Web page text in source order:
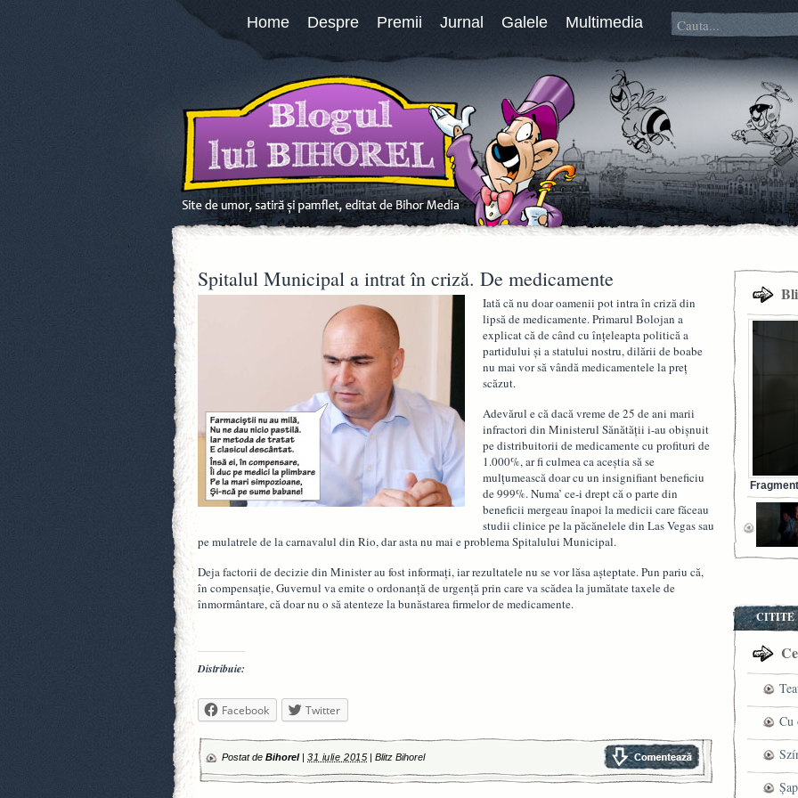
Home Despre Premii Jurnal Galele Multimedia
Spitalul Municipal a intrat în criză. De medicamente
Iată că nu doar oamenii pot intra în criză din
lipsă de medicamente. Primarul Bolojan a
explicat că de când cu înţeleapta politică a
partidului şi a statului nostru, dilării de boabe
nu mai vor să vândă medicamentele la preţ
scăzut.
Adevărul e că dacă vreme de 25 de ani marii
infractori din Ministerul Sănătăţii i-au obişnuit
pe distribuitorii de medicamente cu profituri de
1.000%, ar fi culmea ca aceştia să se
mulţumească doar cu un insignifiant beneficiu
de 999%. Numa’ ce-i drept că o parte din
beneficii mergeau înapoi la medicii care făceau
studii clinice pe la păcănelele din Las Vegas sau
pe mulatrele de la carnavalul din Rio, dar asta nu mai e problema Spitalului Municipal.
Deja factorii de decizie din Minister au fost informaţi, iar rezultatele nu se vor lăsa aşteptate. Pun pariu că,
în compensaţie, Guvernul va emite o ordonanţă de urgenţă prin care va scădea la jumătate taxele de
înmormântare, că doar nu o să atenteze la bunăstarea firmelor de medicamente.
Distribuie:
Facebook Twitter
Postat de Bihorel| 31 iulie 2015 |Blitz Bihorel
CITITE
Cu